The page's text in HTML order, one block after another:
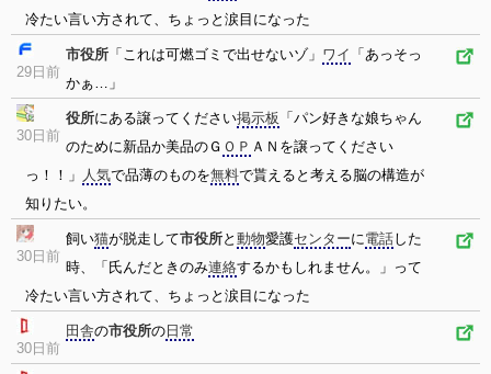
冷たい言い方されて、ちょっと涙目になった
29日前
市役所 「これは可燃ゴミで出せないゾ」 ワイ 「あっそっ
かぁ…」
30日前
役所にある譲ってください掲示板 「パン好きな娘ちゃん
のために新品か美品のＧ ＯＰ ＡＮを譲ってください
っ！！」 人気で品薄のものを無料で貰えると考える脳の構造が
知りたい。
30日前
飼い猫が脱走して市役所と 動物愛護センターに電話した
時、「氏んだときのみ連絡するかもしれません。」って
冷たい言い方されて、ちょっと涙目になった
30日前
田舎の市役所の 日常